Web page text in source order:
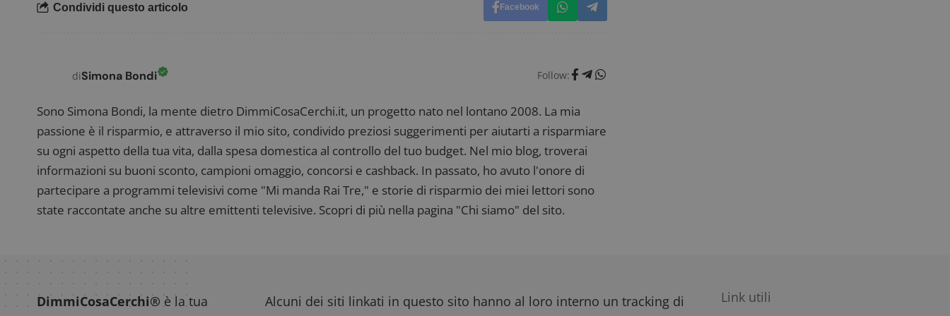
Condividi questo articolo Facebook
diSimona Bondi Follow:
Sono Simona Bondi, la mente dietro DimmiCosaCerchi.it, un progetto nato nel lontano 2008. La mia
passione è il risparmio, e attraverso il mio sito, condivido preziosi suggerimenti per aiutarti a risparmiare
su ogni aspetto della tua vita, dalla spesa domestica al controllo del tuo budget. Nel mio blog, troverai
informazioni su buoni sconto, campioni omaggio, concorsi e cashback. In passato, ho avuto l'onore di
partecipare a programmi televisivi come "Mi manda Rai Tre," e storie di risparmio dei miei lettori sono
state raccontate anche su altre emittenti televisive. Scopri di più nella pagina "Chi siamo" del sito.
DimmiCosaCerchi® è la tua
Alcuni dei siti linkati in questo sito hanno al loro interno un tracking di
Link utili
Questo cookie viene utilizzato per l'analisi interna dall'operatore
del sito.